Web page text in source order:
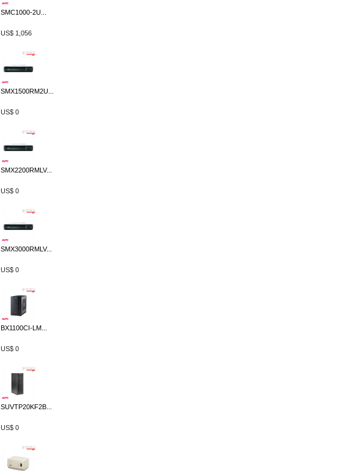
SMC1000-2U...
US$ 1,056
SMX1500RM2U...
US$ 0
SMX2200RMLV...
US$ 0
SMX3000RMLV...
US$ 0
BX1100CI-LM...
US$ 0
SUVTP20KF2B...
US$ 0